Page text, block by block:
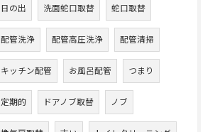
日の出 洗面蛇口取替 蛇口取替
配管洗浄 配管高圧洗浄 配管清掃
キッチン配管 お風呂配管 つまり
定期的 ドアノブ取替 ノブ